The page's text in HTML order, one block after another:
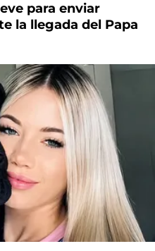
para enviar
la llegada del Papa